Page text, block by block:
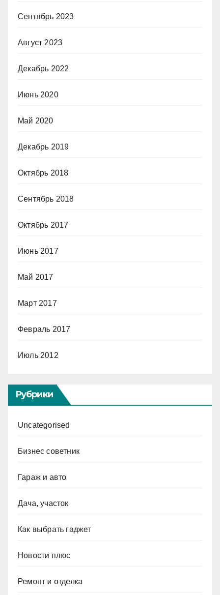
Сентябрь 2023
Август 2023
Декабрь 2022
Июнь 2020
Май 2020
Декабрь 2019
Октябрь 2018
Сентябрь 2018
Октябрь 2017
Июнь 2017
Май 2017
Март 2017
Февраль 2017
Июль 2012
Рубрики
Uncategorised
Бизнес советник
Гараж и авто
Дача, участок
Как выбрать гаджет
Новости плюс
Ремонт и отделка